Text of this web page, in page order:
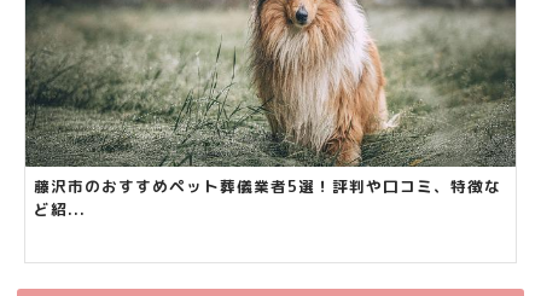
藤沢市のおすすめペット葬儀業者5選！評判や口コミ、特徴な
ど紹...